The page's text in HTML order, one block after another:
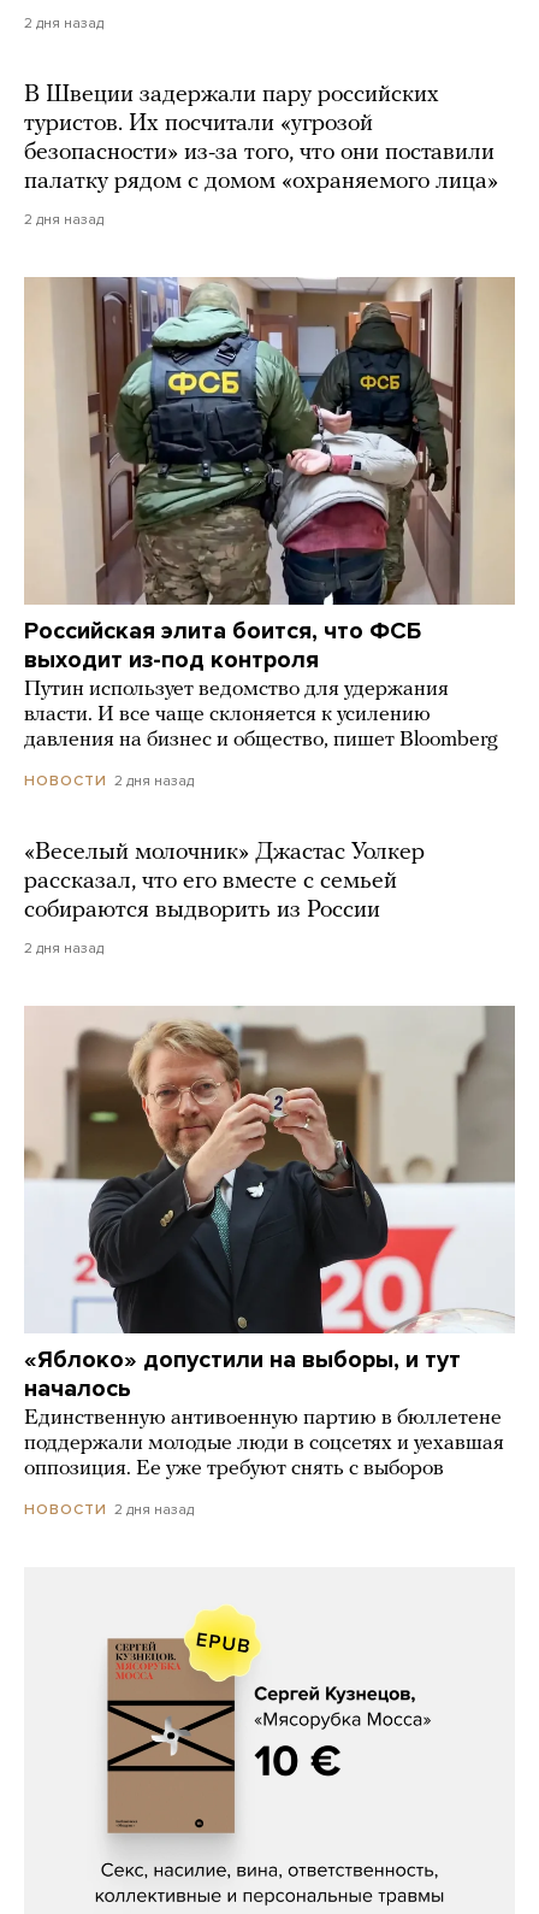
2 дня назад
В Швеции задержали пару российских
туристов. Их посчитали «угрозой
безопасности» из-за того, что они поставили
палатку рядом с домом «охраняемого лица»
2 дня назад
Российская элита боится, что ФСБ
выходит из-под контроля
Путин использует ведомство для удержания
власти. И все чаще склоняется к усилению
давления на бизнес и общество, пишет Bloomberg
НОВОСТИ 2 дня назад
«Веселый молочник» Джастас Уолкер
рассказал, что его вместе с семьей
собираются выдворить из России
2 дня назад
«Яблоко» допустили на выборы, и тут
началось
Единственную антивоенную партию в бюллетене
поддержали молодые люди в соцсетях и уехавшая
оппозиция. Ее уже требуют снять с выборов
НОВОСТИ 2 дня назад
Сергей Кузнецов, «Мясорубка